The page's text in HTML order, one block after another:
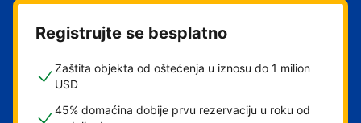
Registrujte se besplatno
Zaštita objekta od oštećenja u iznosu do 1 milion
USD
45% domaćina dobije prvu rezervaciju u roku od